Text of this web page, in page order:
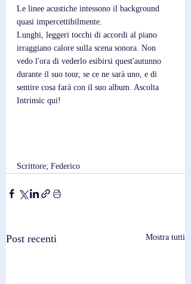
Le linee acustiche intessono il background
quasi impercettibilmente.
Lunghi, leggeri tocchi di accordi al piano
irraggiano calore sulla scena sonora. Non
vedo l'ora di vederlo esibirsi quest'autunno
durante il suo tour, se ce ne sarà uno, e di
sentire cosa farà con il suo album. Ascolta
Intrinsic qui!
Scrittore; Federico
Post recenti Mostra tutti